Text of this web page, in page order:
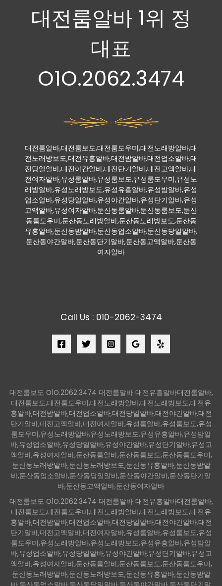
대전룸알바 1위 정
대표
O1O.2062.3474
대전룸알바,대전룸보도,대전룸도우미,대전노래방알바,대
전노래방보도,대전유흥알바,대전밤알바,대전업소알바,대
전당일알바,대전야간알바,대전단기알바,대전고액알바,대
전여자알바,유성룸알바,유성룸보도,유성룸도우미,유성노
래방알바,유성노래방보도,유성유흥알바,유성밤알바,유성
업소알바,유성당일알바,유성야간알바,유성단기알바,유성
고액알바,유성여자알바,둔산동룸알바,둔산동룸보도,둔산
동룸도우미,둔산동노래방알바,둔산동노래방보도,둔산동
유흥알바,둔산동밤알바,둔산동업소알바,둔산동당일알바,
둔산동야간알바,둔산동단기알바,둔산동고액알바,둔산동
여자알바
Call Us : 010-2062-3474
대전룸보도 O1O.2062.3474 대전룸알바 대전유흥알바대전룸알바,
대전룸보도,대전룸도우미,대전노래방알바,대전노래방보도,대전유
흥알바,대전밤알바,대전업소알바,대전당일알바,대전야간알바,대전
단기알바,대전고액알바,대전여자알바,유성룸알바,유성룸보도,유성
룸도우미,유성노래방알바,유성노래방보도,유성유흥알바,유성밤알
바,유성업소알바,유성당일알바,유성야간알바,유성단기알바,유성고
액알바,유성여자알바,둔산동룸알바,둔산동룸보도,둔산동룸도우미,
둔산동노래방알바,둔산동노래방보도,둔산동유흥알바,둔산동밤알
바,둔산동업소알바,둔산동당일알바,둔산동야간알바,둔산동단기알
바,둔산동고액알바,둔산동여자알바
대전룸보도 O1O.2062.3474 대전룸알바 대전유흥알바대전룸알바,
대전룸보도,대전룸도우미,대전노래방알바,대전노래방보도,대전유
흥알바,대전밤알바,대전업소알바,대전당일알바,대전야간알바,대전
단기알바,대전고액알바,대전여자알바,유성룸알바,유성룸보도,유성
룸도우미,유성노래방알바,유성노래방보도,유성유흥알바,유성밤알
바,유성업소알바,유성당일알바,유성야간알바,유성단기알바,유성고
액알바,유성여자알바,둔산동룸알바,둔산동룸보도,둔산동룸도우미,
둔산동노래방알바,둔산동노래방보도,둔산동유흥알바,둔산동밤알